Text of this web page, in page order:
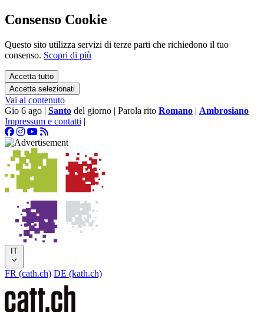
Consenso Cookie
Questo sito utilizza servizi di terze parti che richiedono il tuo
consenso. Scopri di più
Accetta tutto
Accetta selezionati
Vai al contenuto
Gio 6 ago | Santo del giorno | Parola rito Romano | Ambrosiano
Impressum e contatti |
IT
FR (cath.ch) DE (kath.ch)